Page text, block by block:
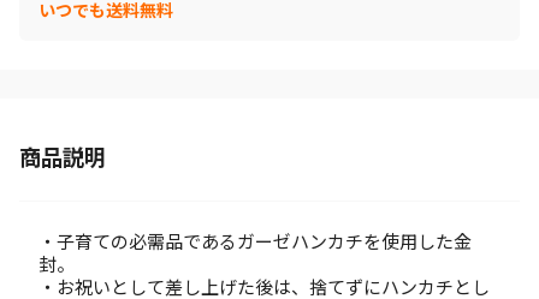
いつでも送料無料
商品説明
・子育ての必需品であるガーゼハンカチを使用した金
封。
・お祝いとして差し上げた後は、捨てずにハンカチとし